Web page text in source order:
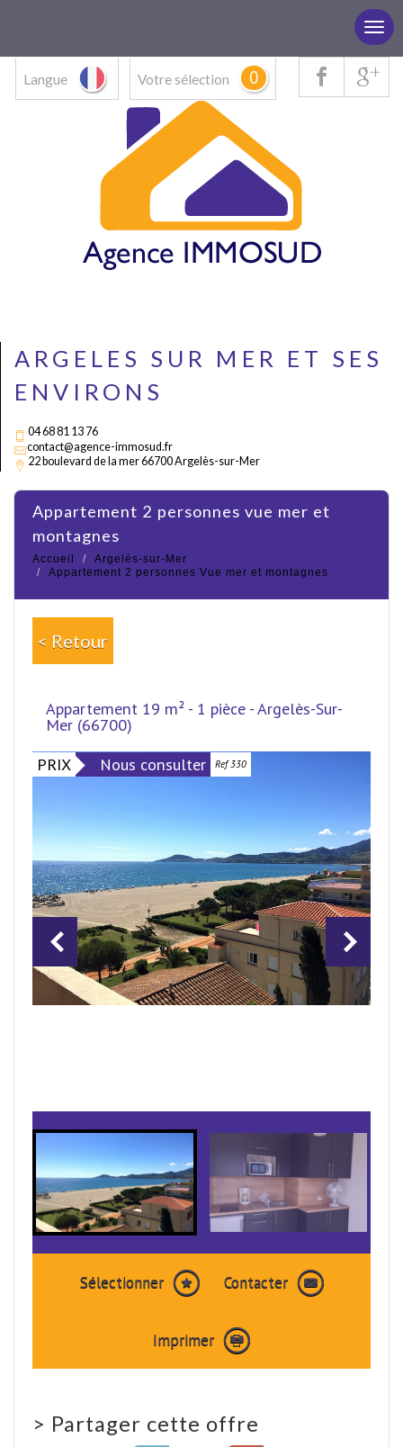
Langue Votre sélection 0
ARGELES SUR MER ET SES
ENVIRONS
04 68 81 13 76
contact@agence-immosud.fr
22 boulevard de la mer 66700 Argelès-sur-Mer
appartement 2 personnes vue mer et
montagnes
Accueil
Argelès-sur-Mer
Appartement 2 personnes Vue mer et montagnes
< Retour
Appartement 19 m² - 1 pièce - Argelès-Sur-
Mer (66700)
PRIX
Nous consulter Ref 330
Sélectionner Contacter
Imprimer
> Partager cette offre